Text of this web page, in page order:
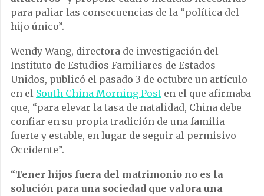
para paliar las consecuencias de la “política del
hijo único”.
Wendy Wang, directora de investigación del
Instituto de Estudios Familiares de Estados
Unidos, publicó el pasado 3 de octubre un artículo
en el South China Morning Post en el que afirmaba
que, “para elevar la tasa de natalidad, China debe
confiar en su propia tradición de una familia
fuerte y estable, en lugar de seguir al permisivo
Occidente”.
“Tener hijos fuera del matrimonio no es la
solución para una sociedad que valora una